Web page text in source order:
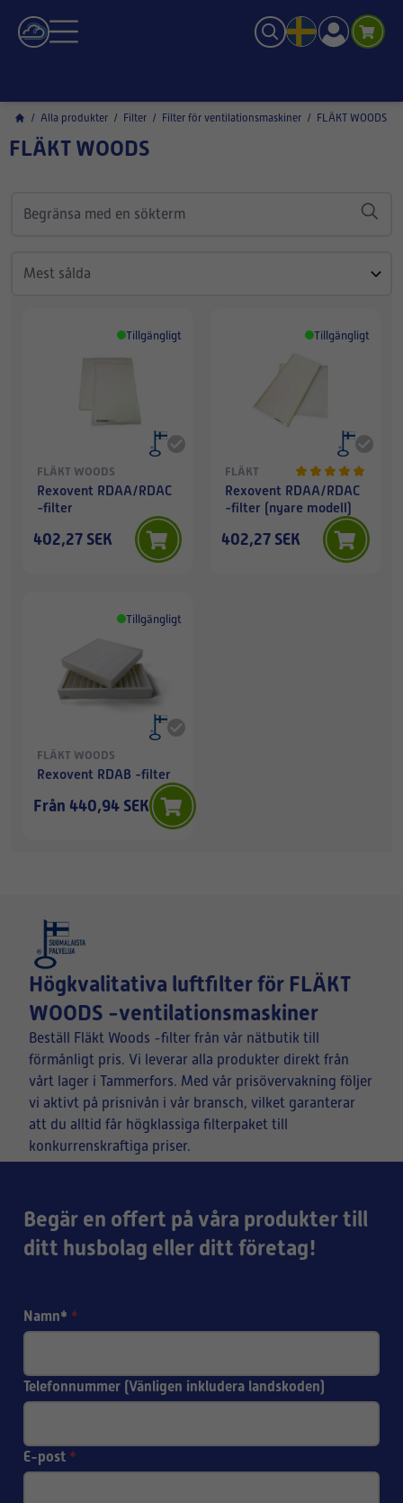
/ Alla produkter / Filter / Filter för ventilationsmaskiner / FLÄKT WOODS
FLÄKT WOODS
Tillgängligt
FLÄKT WOODS
Rexovent RDAA/RDAC
-filter
402,27 SEK
Tillgängligt
FLÄKT
WOODS
Rexovent RDAA/RDAC
-filter (nyare modell)
402,27 SEK
Tillgängligt
FLÄKT WOODS
Rexovent RDAB -filter
Från 440,94 SEK
Högkvalitativa luftfilter för FLÄKT
WOODS -ventilationsmaskiner
Beställ Fläkt Woods -filter från vår nätbutik till
förmånligt pris. Vi leverar alla produkter direkt från
vårt lager i Tammerfors. Med vår prisövervakning följer
vi aktivt på prisnivån i vår bransch, vilket garanterar
att du alltid får högklassiga filterpaket till
konkurrenskraftiga priser.
Begär en offert på våra produkter till
ditt husbolag eller ditt företag!
Namn* *
Telefonnummer (Vänligen inkludera landskoden)
E-post *